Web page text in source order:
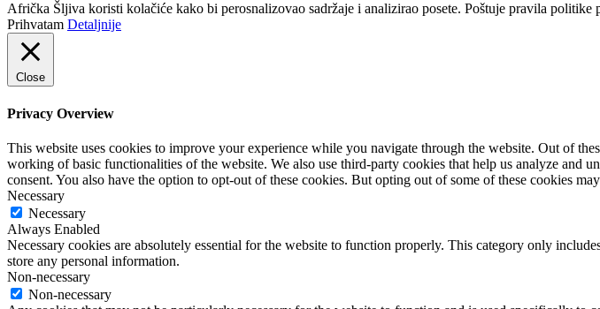
Afrička Šljiva koristi kolačiće kako bi perosnalizovao sadržaje i analizirao posete. Poštuje pravila politike
Prihvatam Detaljnije
Close
Privacy Overview
This website uses cookies to improve your experience while you navigate through the website. Out of
working of basic functionalities of the website. We also use third-party cookies that help us analyze
consent. You also have the option to opt-out of these cookies. But opting out of some of these cookies
Necessary
Necessary
Always Enabled
Necessary cookies are absolutely essential for the website to function properly. This category only
store any personal information.
Non-necessary
Non-necessary